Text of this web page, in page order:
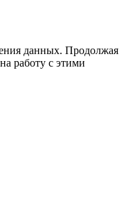
данных. Продолжая
работу с этими